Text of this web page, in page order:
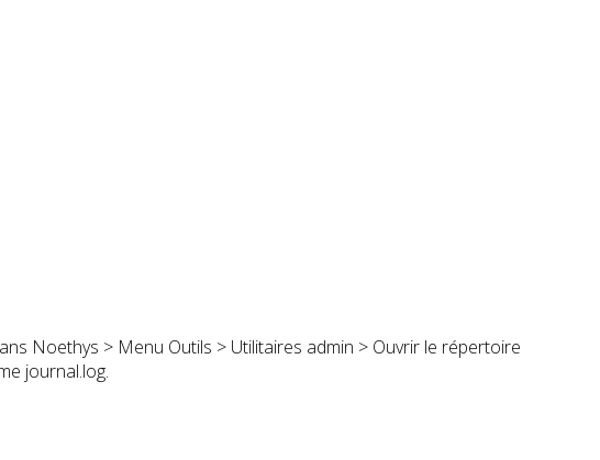
Noethys > Menu Outils > Utilitaires admin > Ouvrir le répertoire
journal.log.